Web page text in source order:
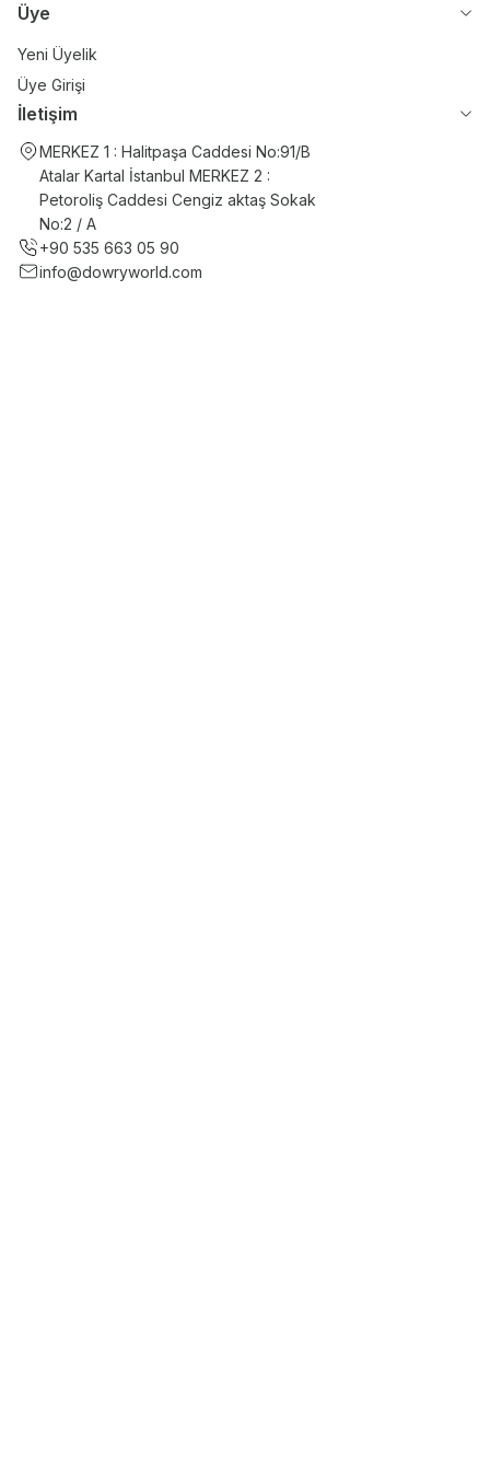
Üye
Yeni Üyelik
Üye Girişi
İletişim
MERKEZ 1 : Halitpaşa Caddesi No:91/B
Atalar Kartal İstanbul MERKEZ 2 :
Petoroliş Caddesi Cengiz aktaş Sokak
No:2 / A
+90 535 663 05 90
info@dowryworld.com